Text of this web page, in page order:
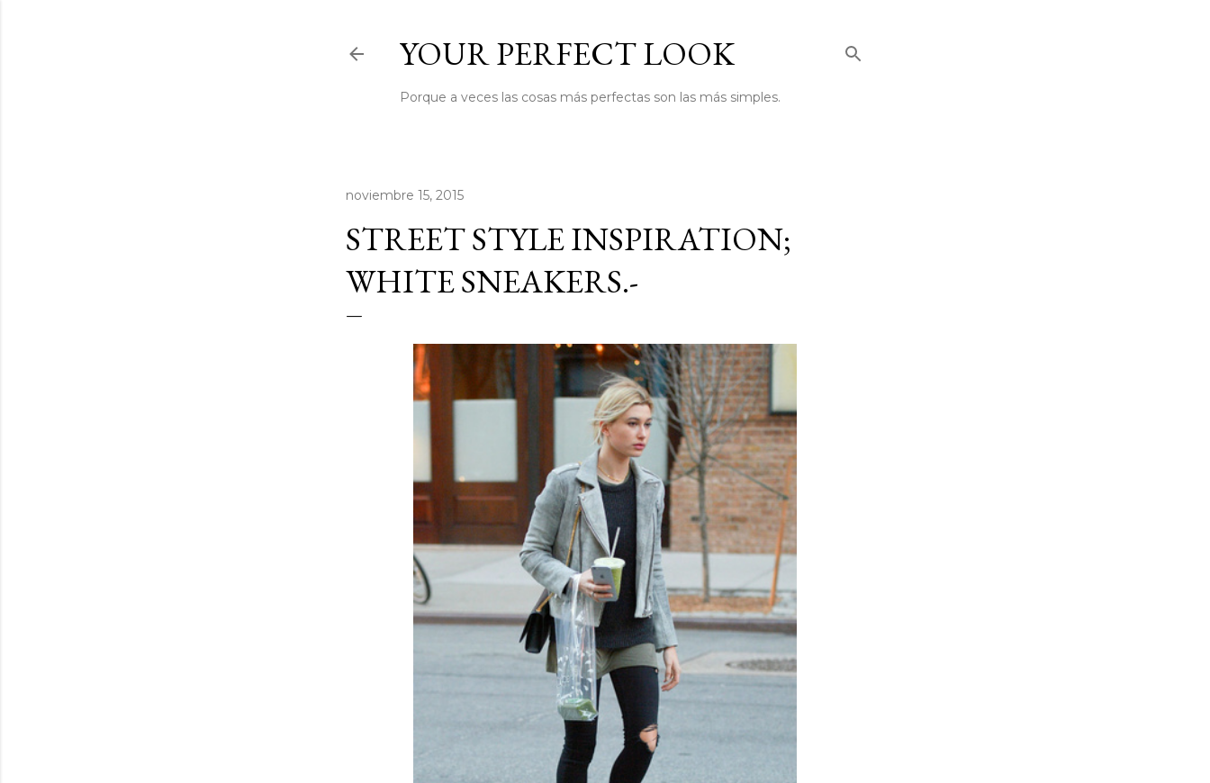
YOUR PERFECT LOOK
Porque a veces las cosas más perfectas son las más simples.
noviembre 15, 2015
STREET STYLE INSPIRATION;
WHITE SNEAKERS.-